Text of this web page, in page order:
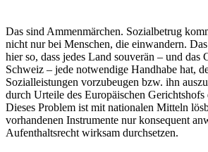
Das sind Ammenmärchen. Sozialbetrug
nicht nur bei Menschen, die einwandern.
hier so, dass jedes Land souverän – und das
Schweiz – jede notwendige Handhabe hat,
Sozialleistungen vorzubeugen bzw. ihn
durch Urteile des Europäischen Gerichtshofs
Dieses Problem ist mit nationalen Mitteln
vorhandenen Instrumente nur konsequent
Aufenthaltsrecht wirksam durchsetzen.